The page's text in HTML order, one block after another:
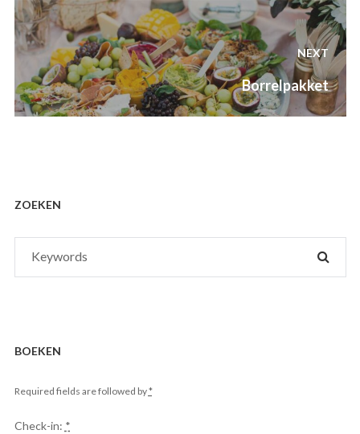
Post
navigation
NEXT
Next
post:
Borrelpakket
ZOEKEN
BOEKEN
Required fields are followed by*
Check-in: *